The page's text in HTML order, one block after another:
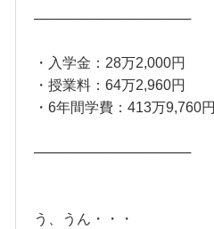
────────────────
・入学金：28万2,000円
・授業料：64万2,960円
・6年間学費：413万9,760円
────────────────
う、うん・・・